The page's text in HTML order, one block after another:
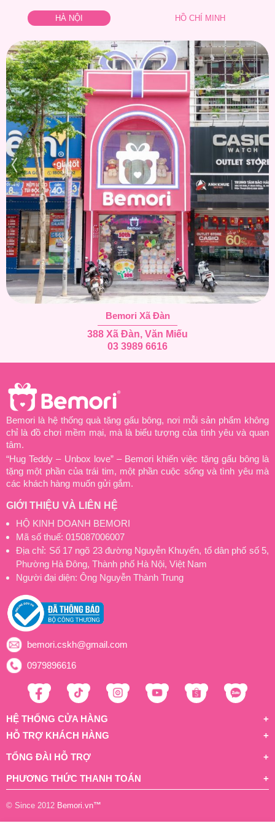
HÀ NỘI HỒ CHÍ MINH
Bemori Xã Đàn
388 Xã Đàn, Văn Miếu
03 3989 6616
Bemori là hệ thống quà tặng gấu bông, nơi mỗi sản phẩm không
chỉ là đồ chơi mềm mại, mà là biểu tượng của tình yêu và quan
tâm.
“Hug Teddy – Unbox love” – Bemori khiến việc tặng gấu bông là
tặng một phần của trái tim, một phần cuộc sống và tình yêu mà
các khách hàng muốn gửi gắm.
GIỚI THIỆU VÀ LIÊN HỆ
HỘ KINH DOANH BEMORI
Mã số thuế: 015087006007
Địa chỉ: Số 17 ngõ 23 đường Nguyễn Khuyến, tổ dân phố số 5,
Phường Hà Đông, Thành phố Hà Nội, Việt Nam
Người đại diện: Ông Nguyễn Thành Trung
bemori.cskh@gmail.com
0979896616
HỆ THỐNG CỬA HÀNG
HỖ TRỢ KHÁCH HÀNG
TỔNG ĐÀI HỖ TRỢ
PHƯƠNG THỨC THANH TOÁN
© Since 2012 Bemori.vn™